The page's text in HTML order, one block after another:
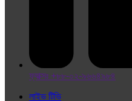
ফ্যাক্সঃ +৮৮-০২-৯৬৬৪৯৮৪
লাইভ টিভি